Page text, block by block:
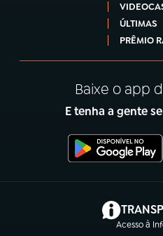
ÚLTIMAS
PRÊMIO
Baixe o app
E tenha a gente
Acesso à